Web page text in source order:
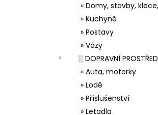
» Domy, stavby,
» Kuchyně
» Postavy
» Vázy
░ DOPRAVNÍ
» Auta, motorky
» Lodě
» Příslušenství
» Letadla